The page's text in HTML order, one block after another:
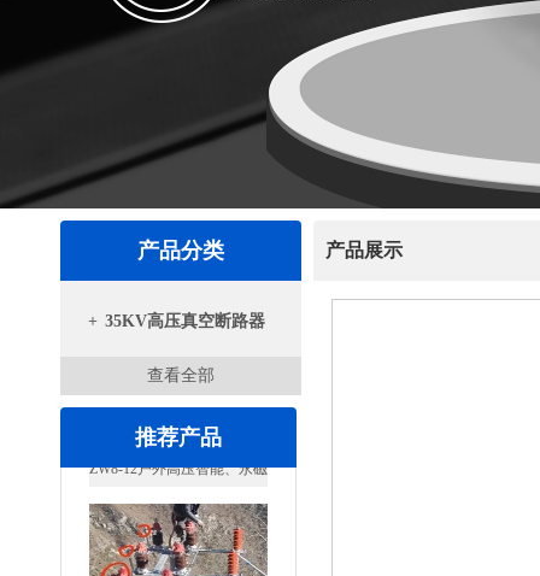
产品分类
+ 35KV高压真空断路器
查看全部
推荐产品
产品展示